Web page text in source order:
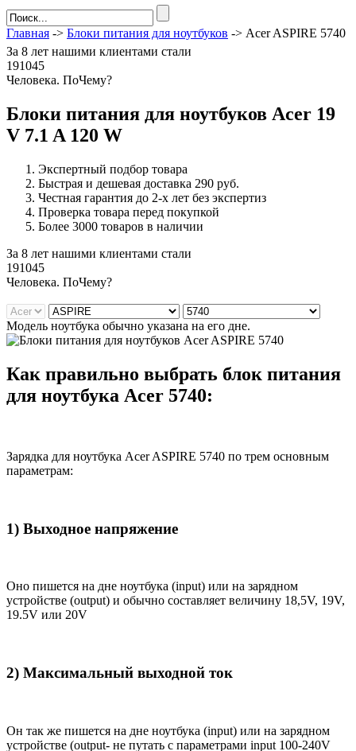
Главная -> Блоки питания для ноутбуков -> Acer ASPIRE 5740
За 8 лет нашими клиентами стали
191045
Человека. ПоЧему?
Блоки питания для ноутбуков Acer 19
V 7.1 A 120 W
Экспертный подбор товара
Быстрая и дешевая доставка 290 руб.
Честная гарантия до 2-х лет без экспертиз
Проверка товара перед покупкой
Более 3000 товаров в наличии
За 8 лет нашими клиентами стали
191045
Человека. ПоЧему?
Модель ноутбука обычно указана на его дне.
Как правильно выбрать блок питания
для ноутбука Acer 5740:
Зарядка для ноутбука Acer ASPIRE 5740 по трем основным
параметрам:
1) Выходное напряжение
Оно пишется на дне ноутбука (input) или на зарядном
устройстве (output) и обычно составляет величину 18,5V, 19V,
19.5V или 20V
2) Максимальный выходной ток
Он так же пишется на дне ноутбука (input) или на зарядном
устройстве (output- не путать с параметрами input 100-240V